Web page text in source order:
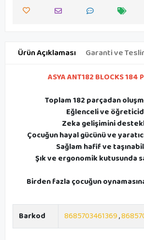
Ürün Açıklaması Garanti ve
ASYA ANT182 BLOCKS 184
Toplam 182 parçadan
Eğlenceli ve
Zeka gelişimini
Çocuğun hayal gücünü ve
Sağlam hafif ve
Şık ve ergonomik kutusunda
Birden fazla çocuğun
Barkod 8685703461369,